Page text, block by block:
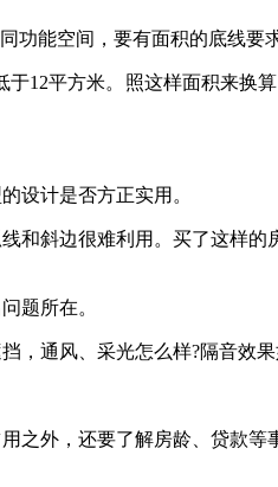
能空间，要有面积的底线要
平方米。照这样面积来换
设计是否方正实用。
斜边很难利用。买了这样的
题所在。
，通风、采光怎么样?隔音效果
外，还要了解房龄、贷款等